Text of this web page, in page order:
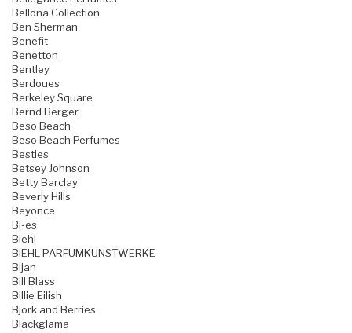
Bellona Collection
Ben Sherman
Benefit
Benetton
Bentley
Berdoues
Berkeley Square
Bernd Berger
Beso Beach
Beso Beach Perfumes
Besties
Betsey Johnson
Betty Barclay
Beverly Hills
Beyonce
Bi-es
Biehl
BIEHL PARFUMKUNSTWERKE
Bijan
Bill Blass
Billie Eilish
Bjork and Berries
Blackglama